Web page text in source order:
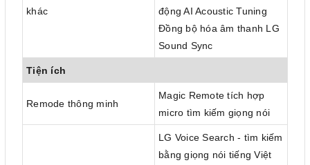
khác
động AI Acoustic Tuning
Đồng bộ hóa âm thanh LG
Sound Sync
Tiện ích
Remode thông minh
Magic Remote tích hợp
micro tìm kiếm giọng nói
LG Voice Search - tìm kiếm
bằng giọng nói tiếng Việt